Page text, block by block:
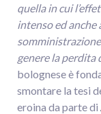
quella in cui
intenso ed anche
genere la perdita
bolognese è
smontare la tesi
eroina da parte di